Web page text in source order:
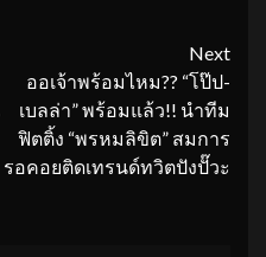
Next
ออเจ้าพร้อมไหม?? “โป๊ป-
เบลล่า” พร้อมแล้ว!! นำทีม
ฟิตติ้ง “พรหมลิขิต” สมการ
รอคอยติดเทรนด์ทวิตปังปั๊วะ